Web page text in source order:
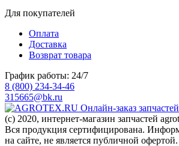
Для покупателей
Оплата
Доставка
Возврат товара
График работы: 24/7
8 (800) 234-34-46
315665@bk.ru
Онлайн-заказ запчастей
(c) 2020, интернет-магазин запчастей
Вся продукция сертифицирована.
на сайте, не является публичной офертой.